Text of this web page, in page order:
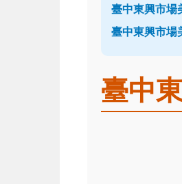
臺中東興市場
臺中東興市場
臺中